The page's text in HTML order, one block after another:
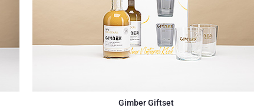
Gimber Giftset